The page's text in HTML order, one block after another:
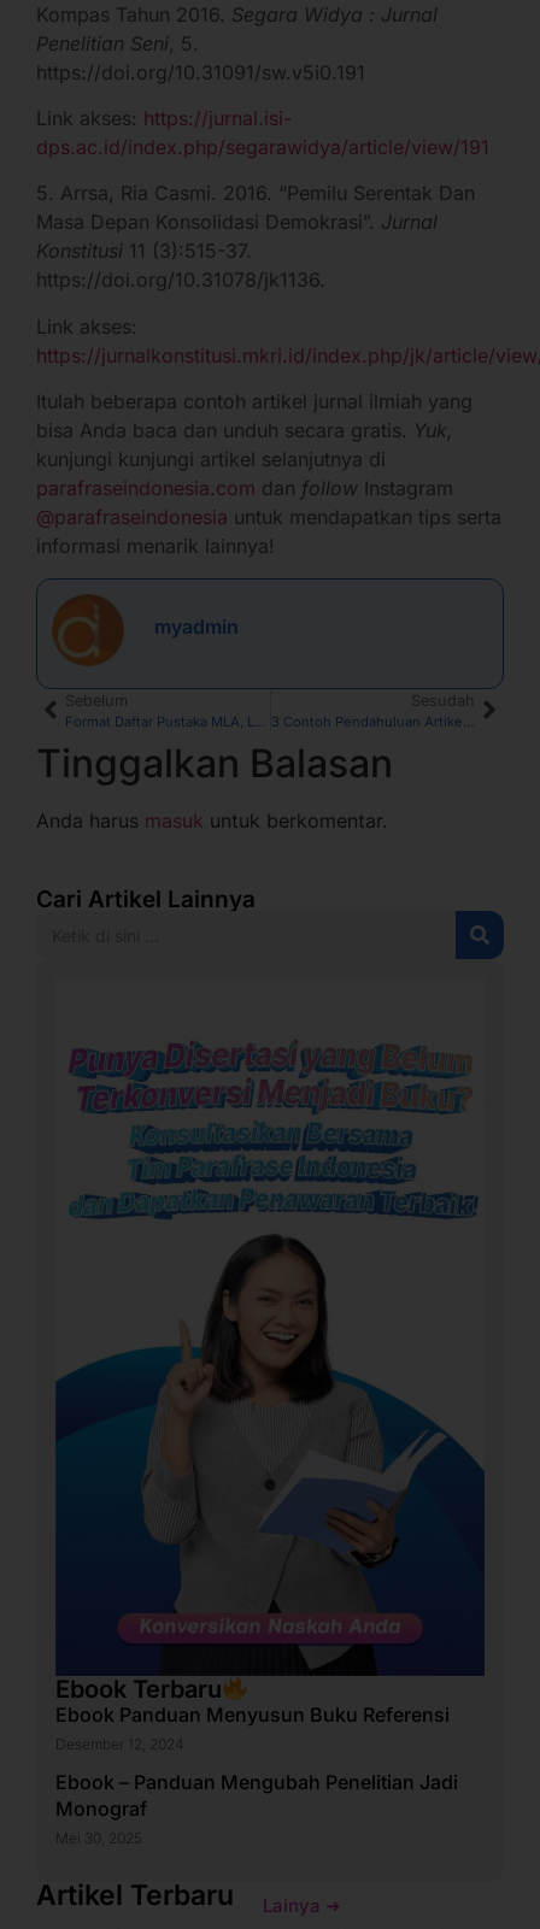
Kompas Tahun 2016. Segara Widya : Jurnal
Penelitian Seni , 5.
https://doi.org/10.31091/sw.v5i0.191
Link akses: https://jurnal.isi-
dps.ac.id/index.php/segarawidya/article/view/191
5. Arrsa, Ria Casmi. 2016. “Pemilu Serentak Dan
Masa Depan Konsolidasi Demokrasi”. Jurnal
Konstitusi 11 (3):515-37.
https://doi.org/10.31078/jk1136.
Link akses:
https://jurnalkonstitusi.mkri.id/index.php/jk/article/
Itulah beberapa contoh artikel jurnal ilmiah yang
bisa Anda baca dan unduh secara gratis. Yuk,
kunjungi kunjungi artikel selanjutnya di
parafraseindonesia.com dan follow Instagram
@parafraseindonesia untuk mendapatkan tips serta
informasi menarik lainnya!
myadmin
Sebelum Sesudah
Tinggalkan Balasan
Anda harus masuk untuk berkomentar.
Cari Artikel Lainnya
Ebook Terbaru
Ebook Panduan Menyusun Buku Referensi
Desember 12, 2024
Ebook – Panduan Mengubah Penelitian Jadi
Monograf
Mei 30, 2025
Artikel Terbaru Lainya ➜